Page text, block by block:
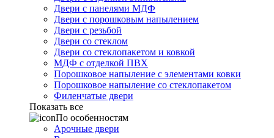
Двери с панелями МДФ
Двери с порошковым напылением
Двери с резьбой
Двери со стеклом
Двери со стеклопакетом и ковкой
МДФ с отделкой ПВХ
Порошковое напыление с элементами ковки
Порошковое напыление со стеклопакетом
Филенчатые двери
Показать все
По особенностям
Арочные двери